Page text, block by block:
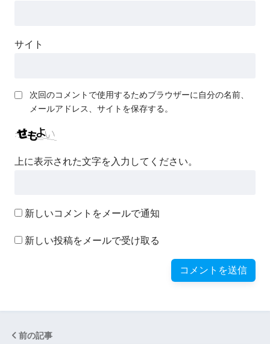
サイト
次回のコメントで使用するためブラウザーに自分の名前、
メールアドレス、サイトを保存する。
上に表示された文字を入力してください。
新しいコメントをメールで通知
新しい投稿をメールで受け取る
前の記事